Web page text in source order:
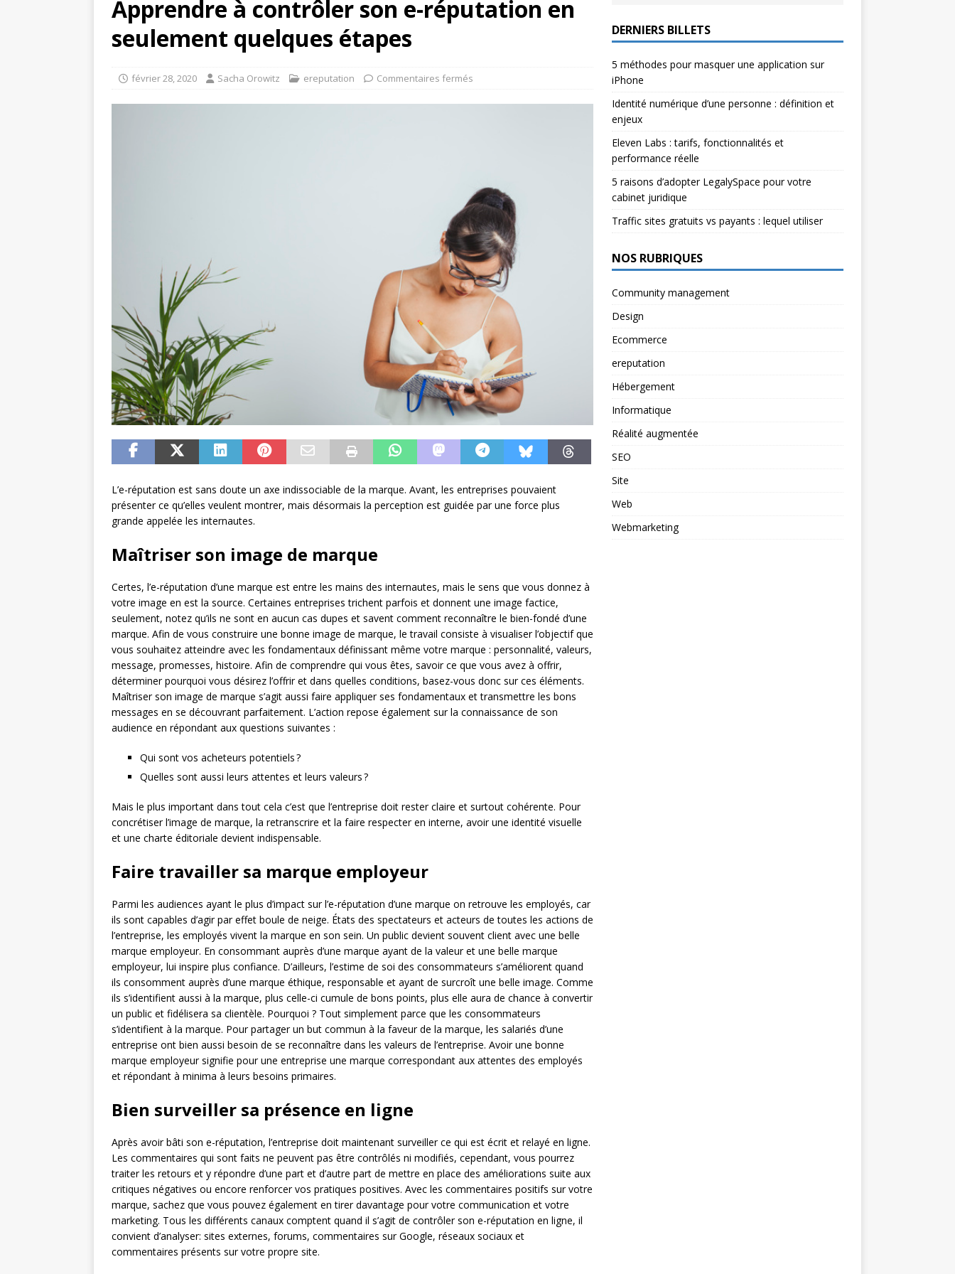
Apprendre à contrôler son e-réputation en
seulement quelques étapes
février 28, 2020 Sacha Orowitz ereputation Commentaires fermés
L’e-réputation est sans doute un axe indissociable de la marque. Avant, les entreprises pouvaient
présenter ce qu’elles veulent montrer, mais désormais la perception est guidée par une force plus
grande appelée les internautes.
Maîtriser son image de marque
Certes, l’e-réputation d’une marque est entre les mains des internautes, mais le sens que vous donnez à
votre image en est la source. Certaines entreprises trichent parfois et donnent une image factice,
seulement, notez qu’ils ne sont en aucun cas dupes et savent comment reconnaître le bien-fondé d’une
marque. Afin de vous construire une bonne image de marque, le travail consiste à visualiser l’objectif que
vous souhaitez atteindre avec les fondamentaux définissant même votre marque : personnalité, valeurs,
message, promesses, histoire. Afin de comprendre qui vous êtes, savoir ce que vous avez à offrir,
déterminer pourquoi vous désirez l’offrir et dans quelles conditions, basez-vous donc sur ces éléments.
Maîtriser son image de marque s’agit aussi faire appliquer ses fondamentaux et transmettre les bons
messages en se découvrant parfaitement. L’action repose également sur la connaissance de son
audience en répondant aux questions suivantes :
Qui sont vos acheteurs potentiels ?
Quelles sont aussi leurs attentes et leurs valeurs ?
Mais le plus important dans tout cela c’est que l’entreprise doit rester claire et surtout cohérente. Pour
concrétiser l’image de marque, la retranscrire et la faire respecter en interne, avoir une identité visuelle
et une charte éditoriale devient indispensable.
Faire travailler sa marque employeur
Parmi les audiences ayant le plus d’impact sur l’e-réputation d’une marque on retrouve les employés, car
ils sont capables d’agir par effet boule de neige. États des spectateurs et acteurs de toutes les actions de
l’entreprise, les employés vivent la marque en son sein. Un public devient souvent client avec une belle
marque employeur. En consommant auprès d’une marque ayant de la valeur et une belle marque
employeur, lui inspire plus confiance. D’ailleurs, l’estime de soi des consommateurs s’améliorent quand
ils consomment auprès d’une marque éthique, responsable et ayant de surcroît une belle image. Comme
ils s’identifient aussi à la marque, plus celle-ci cumule de bons points, plus elle aura de chance à convertir
un public et fidélisera sa clientèle. Pourquoi ? Tout simplement parce que les consommateurs
s’identifient à la marque. Pour partager un but commun à la faveur de la marque, les salariés d’une
entreprise ont bien aussi besoin de se reconnaître dans les valeurs de l’entreprise. Avoir une bonne
marque employeur signifie pour une entreprise une marque correspondant aux attentes des employés
et répondant à minima à leurs besoins primaires.
Bien surveiller sa présence en ligne
Après avoir bâti son e-réputation, l’entreprise doit maintenant surveiller ce qui est écrit et relayé en ligne.
Les commentaires qui sont faits ne peuvent pas être contrôlés ni modifiés, cependant, vous pourrez
traiter les retours et y répondre d’une part et d’autre part de mettre en place des améliorations suite aux
critiques négatives ou encore renforcer vos pratiques positives. Avec les commentaires positifs sur votre
marque, sachez que vous pouvez également en tirer davantage pour votre communication et votre
marketing. Tous les différents canaux comptent quand il s’agit de contrôler son e-réputation en ligne, il
convient d’analyser: sites externes, forums, commentaires sur Google, réseaux sociaux et
commentaires présents sur votre propre site.
DERNIERS BILLETS
5 méthodes pour masquer une application sur
iPhone
Identité numérique d’une personne : définition et
enjeux
Eleven Labs : tarifs, fonctionnalités et
performance réelle
5 raisons d’adopter LegalySpace pour votre
cabinet juridique
Traffic sites gratuits vs payants : lequel utiliser
NOS RUBRIQUES
Community management
Design
Ecommerce
ereputation
Hébergement
Informatique
Réalité augmentée
SEO
Site
Web
Webmarketing